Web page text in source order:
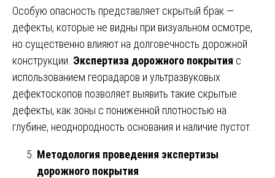
Особую опасность представляет скрытый брак —
дефекты, которые не видны при визуальном осмотре,
но существенно влияют на долговечность дорожной
конструкции. Экспертиза дорожного покрытия с
использованием георадаров и ультразвуковых
дефектоскопов позволяет выявить такие скрытые
дефекты, как зоны с пониженной плотностью на
глубине, неоднородность основания и наличие пустот.
Методология проведения экспертизы
дорожного покрытия